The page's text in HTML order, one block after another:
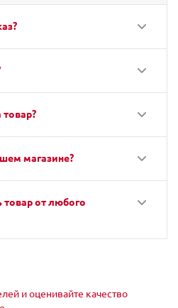
товар?
магазине?
от любого